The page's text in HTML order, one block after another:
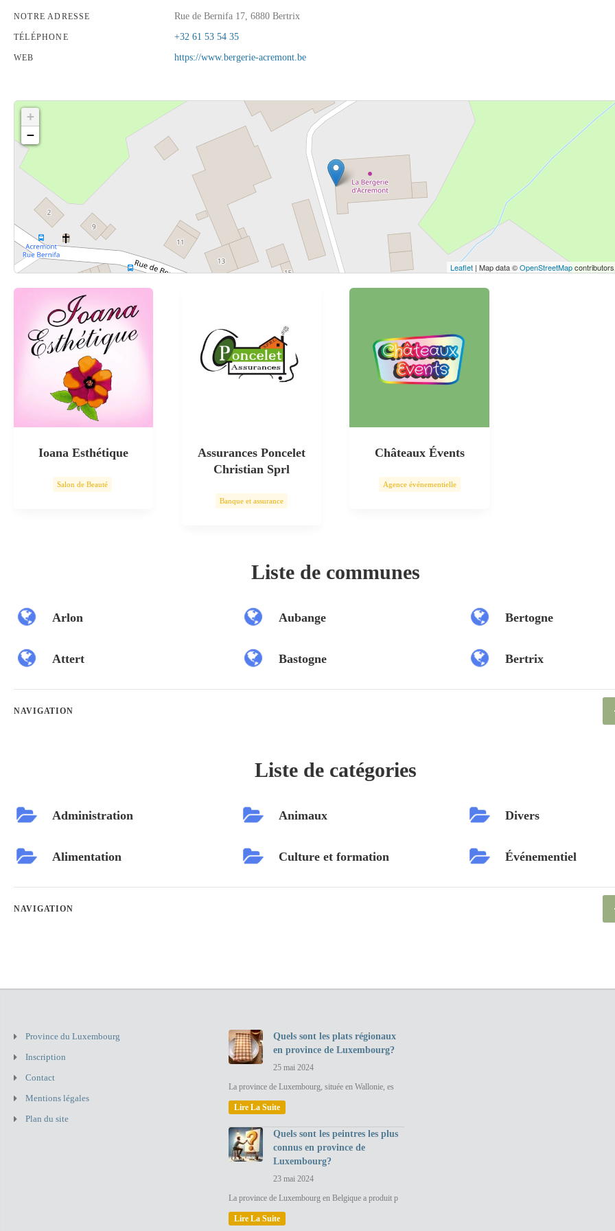
NOTRE ADRESSE Rue de Bernifa 17, 6880 Bertrix
TÉLÉPHONE +32 61 53 54 35
WEB https://www.bergerie-acremont.be
Cliquez sur le bouton pour afficher la carte.
Voir la carte
+
−
Leaflet| Map data ©OpenStreetMapcontributors,
Ioana Esthétique
Salon de Beauté
Assurances Poncelet
Christian Sprl
Banque et assurance
Châteaux Évents
Agence événementielle
Liste de communes
Arlon
Attert
Aubange
Bastogne
Bertogne
Bertrix
NAVIGATION
Liste de catégories
Administration
Alimentation
Animaux
Culture et formation
Divers
Événementiel
NAVIGATION
Province du Luxembourg
Inscription
Contact
Mentions légales
Plan du site
Quels sont les plats régionaux
en province de Luxembourg?
25 mai 2024
La province de Luxembourg, située en Wallonie, es
Lire La Suite
Quels sont les peintres les plus
connus en province de
Luxembourg?
23 mai 2024
La province de Luxembourg en Belgique a produit p
Lire La Suite